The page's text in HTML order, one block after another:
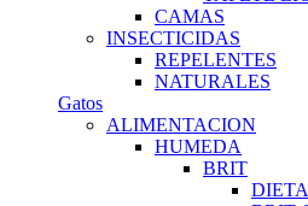
CAMAS
INSECTICIDAS
REPELENTES
NATURALES
Gatos
ALIMENTACION
HUMEDA
BRIT
DIETA